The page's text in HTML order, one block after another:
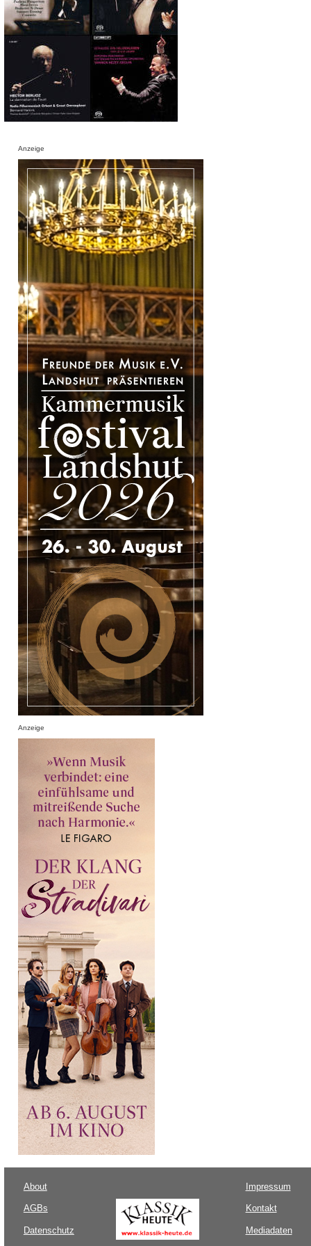
Anzeige
Anzeige
About
AGBs
Datenschutz
Impressum
Kontakt
Mediadaten